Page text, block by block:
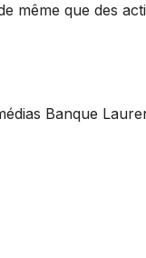
même que des
Banque